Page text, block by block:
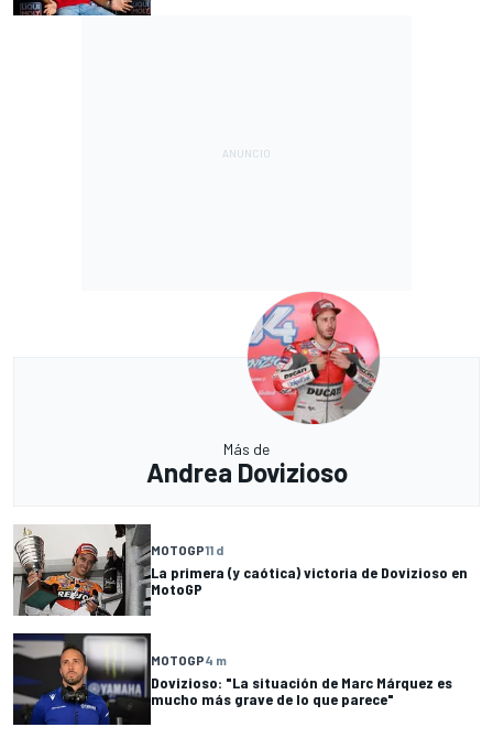
Más de
Andrea Dovizioso
MOTOGP11 d
La primera (y caótica) victoria de Dovizioso en
MotoGP
MOTOGP4 m
Dovizioso: "La situación de Marc Márquez es
mucho más grave de lo que parece"